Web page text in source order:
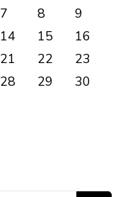
7 8
9
14 15
16
21 22
23
28 29
30